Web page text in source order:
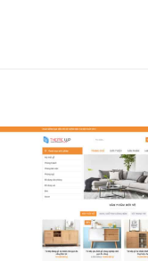
viên và những người
bạn trả lời, giải